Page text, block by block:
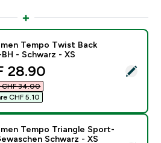
- MP Damen Tempo
Tempo Twist Back
- Schwarz - XS
price
28.90‎
CHF 34.00‎
CHF 5.10‎
Tempo Triangle Sport-
Schwarz - XS